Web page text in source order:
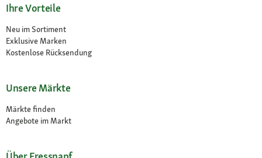
Ihre Vorteile
Neu im Sortiment
Exklusive Marken
Kostenlose Rücksendung
Unsere Märkte
Märkte finden
Angebote im Markt